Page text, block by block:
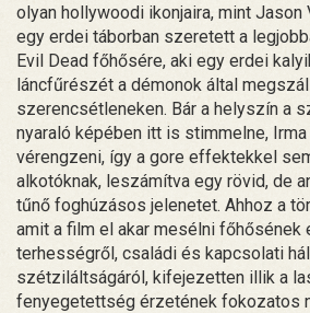
olyan hollywoodi ikonjaira, mint Jason
egy erdei táborban szeretett a
Evil Dead főhősére, aki egy erdei
láncfűrészét a démonok által
szerencsétleneken. Bár a helyszín a
nyaraló képében itt is stimmelne,
vérengzeni, így a gore effektekkel
alkotóknak, leszámítva egy rövid, de
tűnő foghúzásos jelenetet. Ahhoz a
amit a film el akar mesélni főhősének
terhességről, családi és kapcsolati
szétziláltságáról, kifejezetten illik a
fenyegetettség érzetének fokozatos